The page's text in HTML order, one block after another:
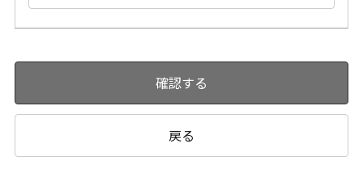
確認する
戻る